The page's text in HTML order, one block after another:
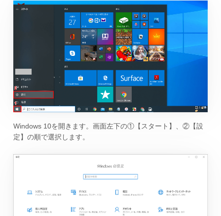
Windows 10を開きます。画面左下の①【スタート】、②【設
定】の順で選択します。